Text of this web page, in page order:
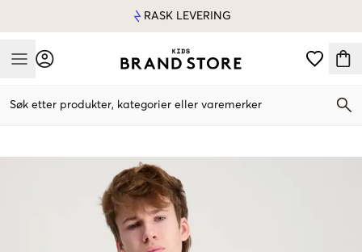
RASK LEVERING
Mobile Menu
Søk etter produkter, kategorier eller varemerker